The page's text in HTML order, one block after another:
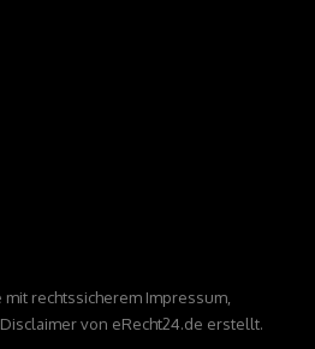
rechtssicherem Impressum,
von eRecht24.de erstellt.